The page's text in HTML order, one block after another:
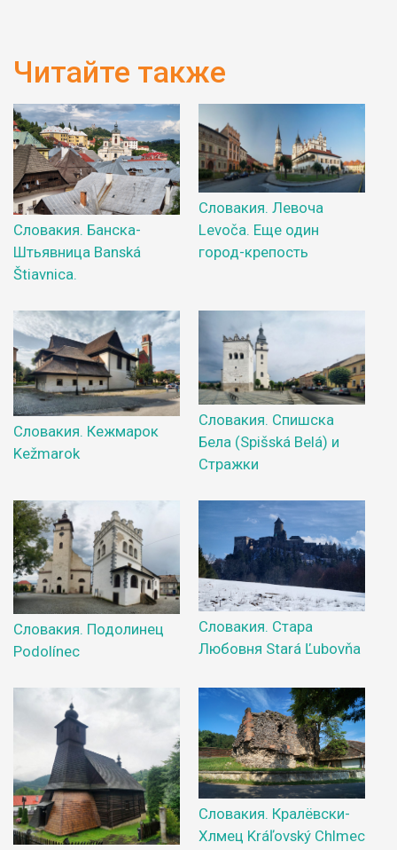
Читайте также
Словакия. Банска-
Штьявница Banská
Štiavnica.
Словакия. Левоча
Levoča. Еще один
город-крепость
Словакия. Кежмарок
Kežmarok
Словакия. Спишска
Бела (Spišská Belá) и
Стражки
Словакия. Подолинец
Podolínec
Словакия. Стара
Любовня Stará Ľubovňa
Словакия. Кралёвски-
Хлмец Kráľovský Chlmec